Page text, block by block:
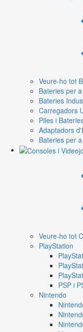
Veure-ho tot
Bateries per
Bateries
Carregadors
Piles i
Adaptadors
Bateries per
Veure-ho tot
PlayStation
PSP i
Nintendo